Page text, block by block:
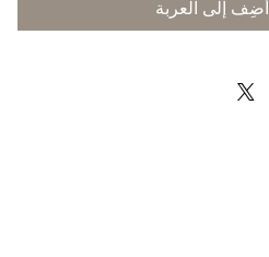
أضِف إلى العربة